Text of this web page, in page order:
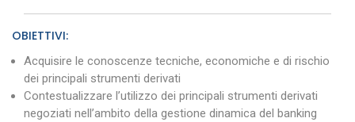
OBIETTIVI:
Acquisire le conoscenze tecniche, economiche e di rischio
dei principali strumenti derivati
Contestualizzare l’utilizzo dei principali strumenti derivati
negoziati nell’ambito della gestione dinamica del banking